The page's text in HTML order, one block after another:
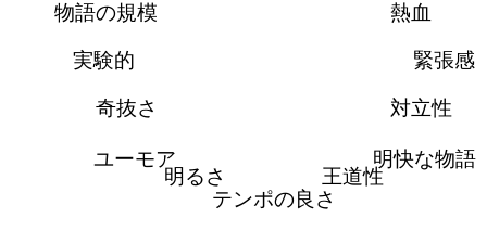
熱血
緊張感
対立性
明快な物語
王道性
テンポの良さ
明るさ
ユーモア
奇抜さ
実験的
物語の規模